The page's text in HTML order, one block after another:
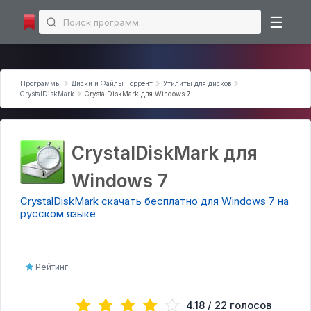
☰
Microsoft Office
Microsoft Excel
Microsoft PowerPoint
Интернет программы
Торрент-клиенты
Загрузчики
Мессенджеры
Аудио | Видео программы торрент
Программы Диски и Файлы Торрент
Утилиты для дисков
CrystalDiskMark
CrystalDiskMark для Windows 7
CrystalDiskMark для
Windows 7
CrystalDiskMark скачать бесплатно для Windows 7 на
русском языке
Рейтинг
4.18 / 22 голосов